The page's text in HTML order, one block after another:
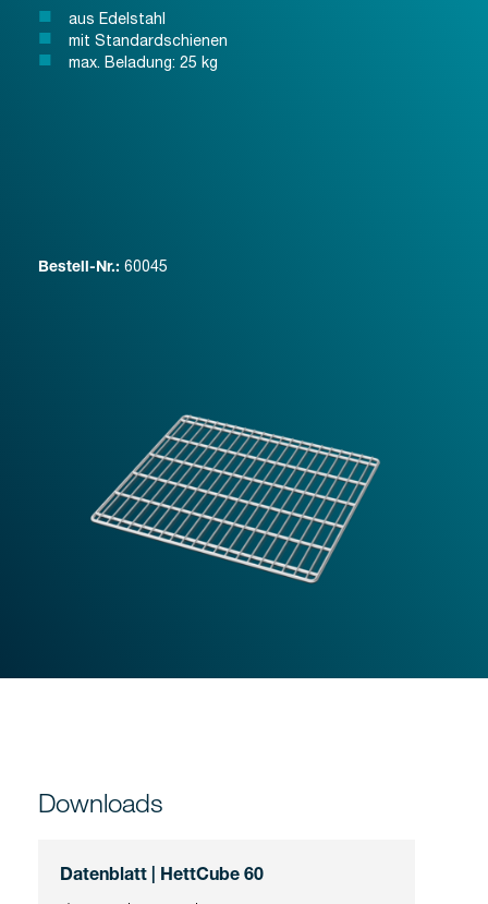
aus Edelstahl
mit Standardschienen
max. Beladung: 25 kg
Bestell-Nr.: 60045
Downloads
Datenblatt | HettCube 60